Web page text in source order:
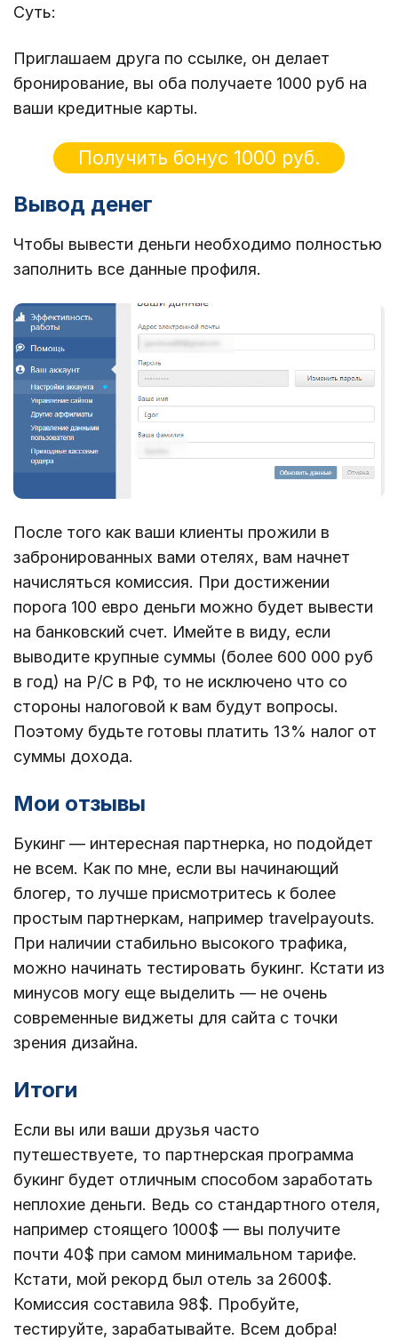
Суть:
Приглашаем друга по ссылке, он делает
бронирование, вы оба получаете 1000 руб на
ваши кредитные карты.
Получить бонус 1000 руб.
Вывод денег
Чтобы вывести деньги необходимо полностью
заполнить все данные профиля.
После того как ваши клиенты прожили в
забронированных вами отелях, вам начнет
начисляться комиссия. При достижении
порога 100 евро деньги можно будет вывести
на банковский счет. Имейте в виду, если
выводите крупные суммы (более 600 000 руб
в год) на Р/С в РФ, то не исключено что со
стороны налоговой к вам будут вопросы.
Поэтому будьте готовы платить 13% налог от
суммы дохода.
Мои отзывы
Букинг — интересная партнерка, но подойдет
не всем. Как по мне, если вы начинающий
блогер, то лучше присмотритесь к более
простым партнеркам, например travelpayouts.
При наличии стабильно высокого трафика,
можно начинать тестировать букинг. Кстати из
минусов могу еще выделить — не очень
современные виджеты для сайта с точки
зрения дизайна.
Итоги
Если вы или ваши друзья часто
путешествуете, то партнерская программа
букинг будет отличным способом заработать
неплохие деньги. Ведь со стандартного отеля,
например стоящего 1000$ — вы получите
почти 40$ при самом минимальном тарифе.
Кстати, мой рекорд был отель за 2600$.
Комиссия составила 98$. Пробуйте,
тестируйте, зарабатывайте. Всем добра!